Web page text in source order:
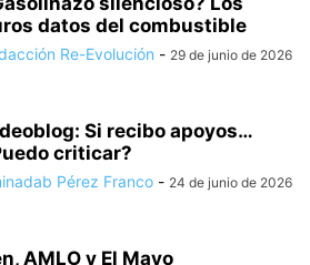
datos del combustible
Re-Evolución - 29 de junio de 2026
Si recibo apoyos…
criticar?
Pérez Franco - 24 de junio de 2026
AMLO y El Mayo